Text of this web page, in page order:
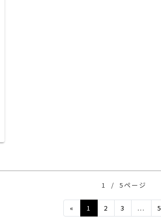
1 / 5ページ
« Previous
1 2 3 ... 5